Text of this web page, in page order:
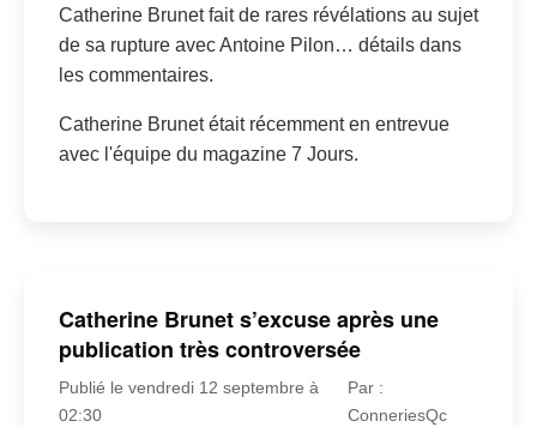
Catherine Brunet fait de rares révélations au sujet
de sa rupture avec Antoine Pilon… détails dans
les commentaires.
Catherine Brunet était récemment en entrevue
avec l'équipe du magazine 7 Jours.
Catherine Brunet s’excuse après une
publication très controversée
Publié le vendredi 12 septembre à
02:30
Par :
ConneriesQc